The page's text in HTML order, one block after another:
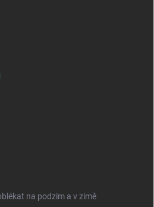
na podzim a v zimě